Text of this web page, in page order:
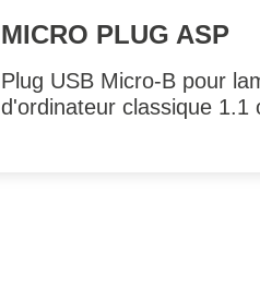
MICRO PLUG ASP
Plug USB Micro-B pour
d'ordinateur classique 1.1